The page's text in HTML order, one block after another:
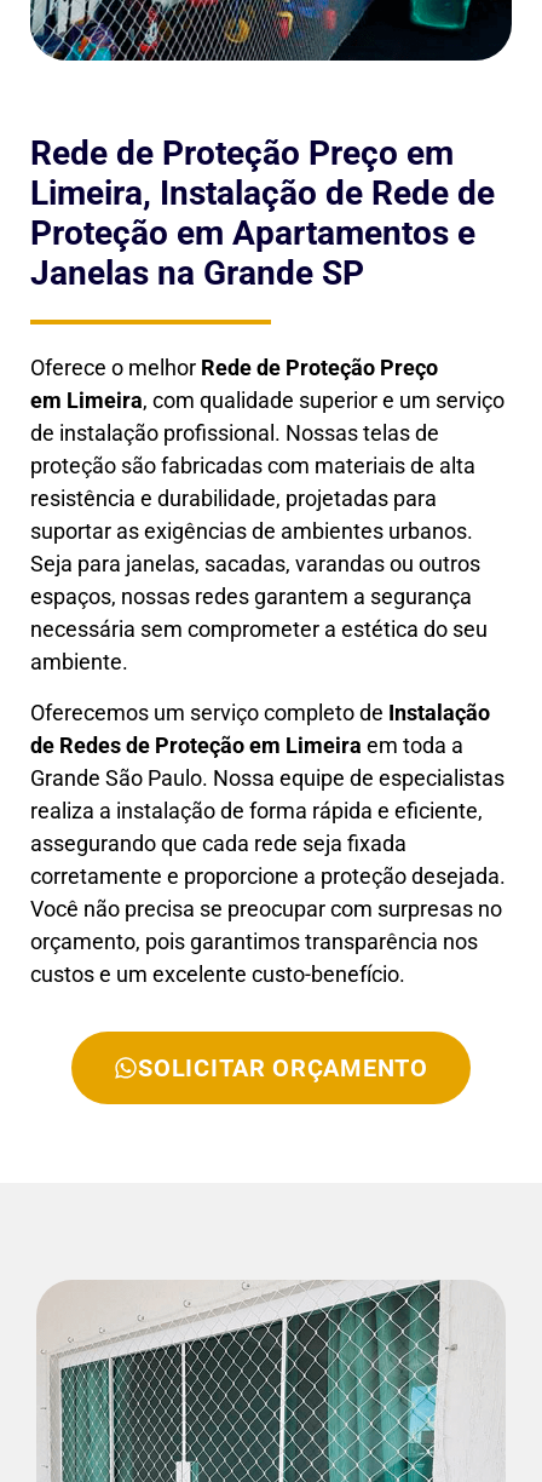
Rede de Proteção Preço em
Limeira, Instalação de Rede de
Proteção em Apartamentos e
Janelas na Grande SP
Oferece o melhor Rede de Proteção Preço
em Limeira, com qualidade superior e um serviço
de instalação profissional. Nossas telas de
proteção são fabricadas com materiais de alta
resistência e durabilidade, projetadas para
suportar as exigências de ambientes urbanos.
Seja para janelas, sacadas, varandas ou outros
espaços, nossas redes garantem a segurança
necessária sem comprometer a estética do seu
ambiente.
Oferecemos um serviço completo de Instalação
de Redes de Proteção em Limeira em toda a
Grande São Paulo. Nossa equipe de especialistas
realiza a instalação de forma rápida e eficiente,
assegurando que cada rede seja fixada
corretamente e proporcione a proteção desejada.
Você não precisa se preocupar com surpresas no
orçamento, pois garantimos transparência nos
custos e um excelente custo-benefício.
SOLICITAR ORÇAMENTO